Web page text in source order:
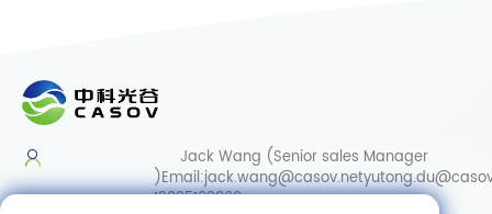
Jack Wang (Senior sales Manager
)Email:jack.wang@casov.net
13035103869